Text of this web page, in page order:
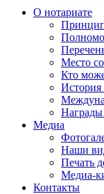
О нотариате
Место
Кто
История
Медиа
Наши
Печать
Медиа-
Контакты